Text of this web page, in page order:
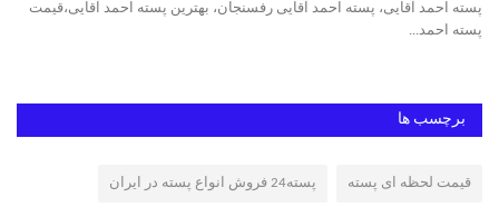
پسته احمد آقایی، پسته احمد آقایی رفسنجان، بهترین پسته احمد آقایی،قیمت
پسته احمد...
برچسب ها
قیمت لحظه ای پسته پسته24 فروش انواع پسته در ایران